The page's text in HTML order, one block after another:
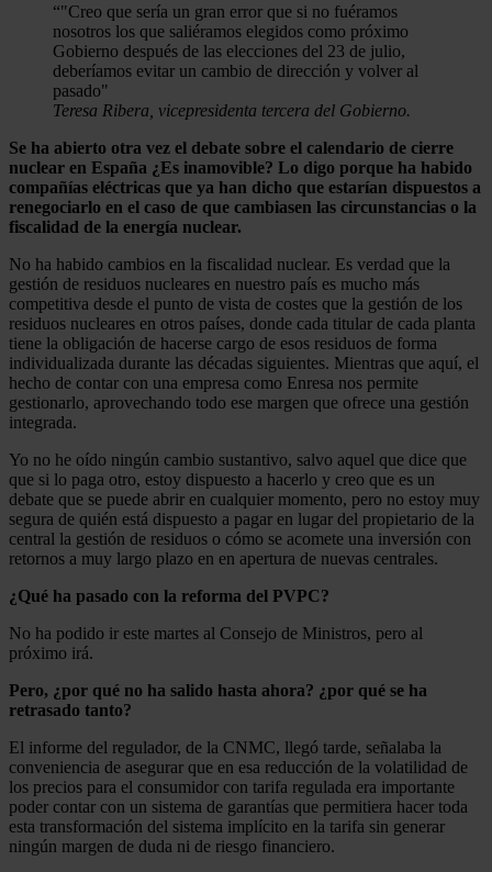
“"Creo que sería un gran error que si no fuéramos
nosotros los que saliéramos elegidos como próximo
Gobierno después de las elecciones del 23 de julio,
deberíamos evitar un cambio de dirección y volver al
pasado"
Teresa Ribera, vicepresidenta tercera del Gobierno.
Se ha abierto otra vez el debate sobre el calendario de cierre
nuclear en España ¿Es inamovible? Lo digo porque ha habido
compañías eléctricas que ya han dicho que estarían dispuestos a
renegociarlo en el caso de que cambiasen las circunstancias o la
fiscalidad de la energía nuclear.
No ha habido cambios en la fiscalidad nuclear. Es verdad que la
gestión de residuos nucleares en nuestro país es mucho más
competitiva desde el punto de vista de costes que la gestión de los
residuos nucleares en otros países, donde cada titular de cada planta
tiene la obligación de hacerse cargo de esos residuos de forma
individualizada durante las décadas siguientes. Mientras que aquí, el
hecho de contar con una empresa como Enresa nos permite
gestionarlo, aprovechando todo ese margen que ofrece una gestión
integrada.
Yo no he oído ningún cambio sustantivo, salvo aquel que dice que
que si lo paga otro, estoy dispuesto a hacerlo y creo que es un
debate que se puede abrir en cualquier momento, pero no estoy muy
segura de quién está dispuesto a pagar en lugar del propietario de la
central la gestión de residuos o cómo se acomete una inversión con
retornos a muy largo plazo en en apertura de nuevas centrales.
¿Qué ha pasado con la reforma del PVPC?
No ha podido ir este martes al Consejo de Ministros, pero al
próximo irá.
Pero, ¿por qué no ha salido hasta ahora? ¿por qué se ha
retrasado tanto?
El informe del regulador, de la CNMC, llegó tarde, señalaba la
conveniencia de asegurar que en esa reducción de la volatilidad de
los precios para el consumidor con tarifa regulada era importante
poder contar con un sistema de garantías que permitiera hacer toda
esta transformación del sistema implícito en la tarifa sin generar
ningún margen de duda ni de riesgo financiero.